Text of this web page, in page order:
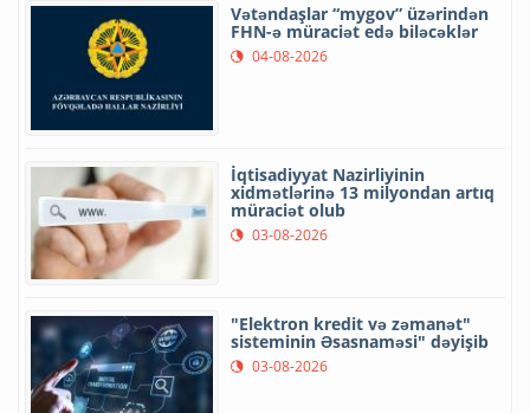
Vətəndaşlar “mygov” üzərindən
FHN-ə müraciət edə biləcəklər
04-08-2026
İqtisadiyyat Nazirliyinin
xidmətlərinə 13 milyondan artıq
müraciət olub
03-08-2026
"Elektron kredit və zəmanət"
sisteminin Əsasnaməsi" dəyişib
03-08-2026